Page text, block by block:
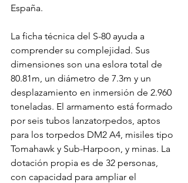
España.
La ficha técnica del S-80 ayuda a
comprender su complejidad. Sus
dimensiones son una eslora total de
80.81m, un diámetro de 7.3m y un
desplazamiento en inmersión de 2.960
toneladas. El armamento está formado
por seis tubos lanzatorpedos, aptos
para los torpedos DM2 A4, misiles tipo
Tomahawk y Sub-Harpoon, y minas. La
dotación propia es de 32 personas,
con capacidad para ampliar el